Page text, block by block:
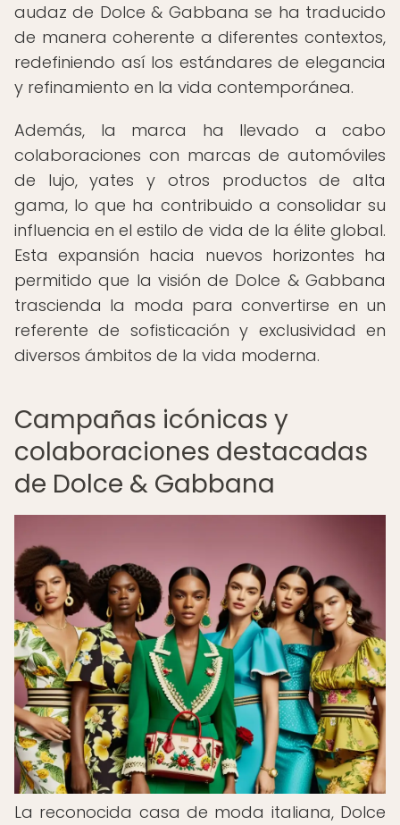
audaz de Dolce & Gabbana se ha traducido
de manera coherente a diferentes contextos,
redefiniendo así los estándares de elegancia
y refinamiento en la vida contemporánea.
Además, la marca ha llevado a cabo
colaboraciones con marcas de automóviles
de lujo, yates y otros productos de alta
gama, lo que ha contribuido a consolidar su
influencia en el estilo de vida de la élite global.
Esta expansión hacia nuevos horizontes ha
permitido que la visión de Dolce & Gabbana
trascienda la moda para convertirse en un
referente de sofisticación y exclusividad en
diversos ámbitos de la vida moderna.
Campañas icónicas y
colaboraciones destacadas
de Dolce & Gabbana
La reconocida casa de moda italiana, Dolce